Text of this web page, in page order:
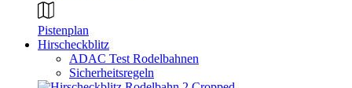
Pistenplan
Hirscheckblitz
ADAC Test Rodelbahnen
Sicherheitsregeln